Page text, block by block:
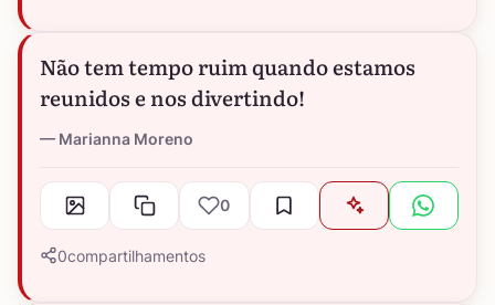
Não tem tempo ruim quando estamos
reunidos e nos divertindo!
Marianna Moreno
0
0compartilhamentos